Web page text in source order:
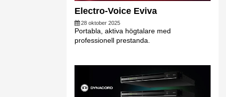
Electro-Voice Eviva
28 oktober 2025
Portabla, aktiva högtalare med
professionell prestanda.